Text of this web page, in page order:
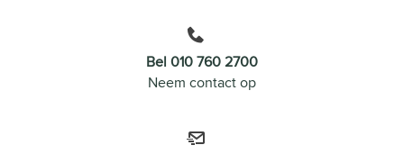
Bel 010 760 2700
Neem contact op